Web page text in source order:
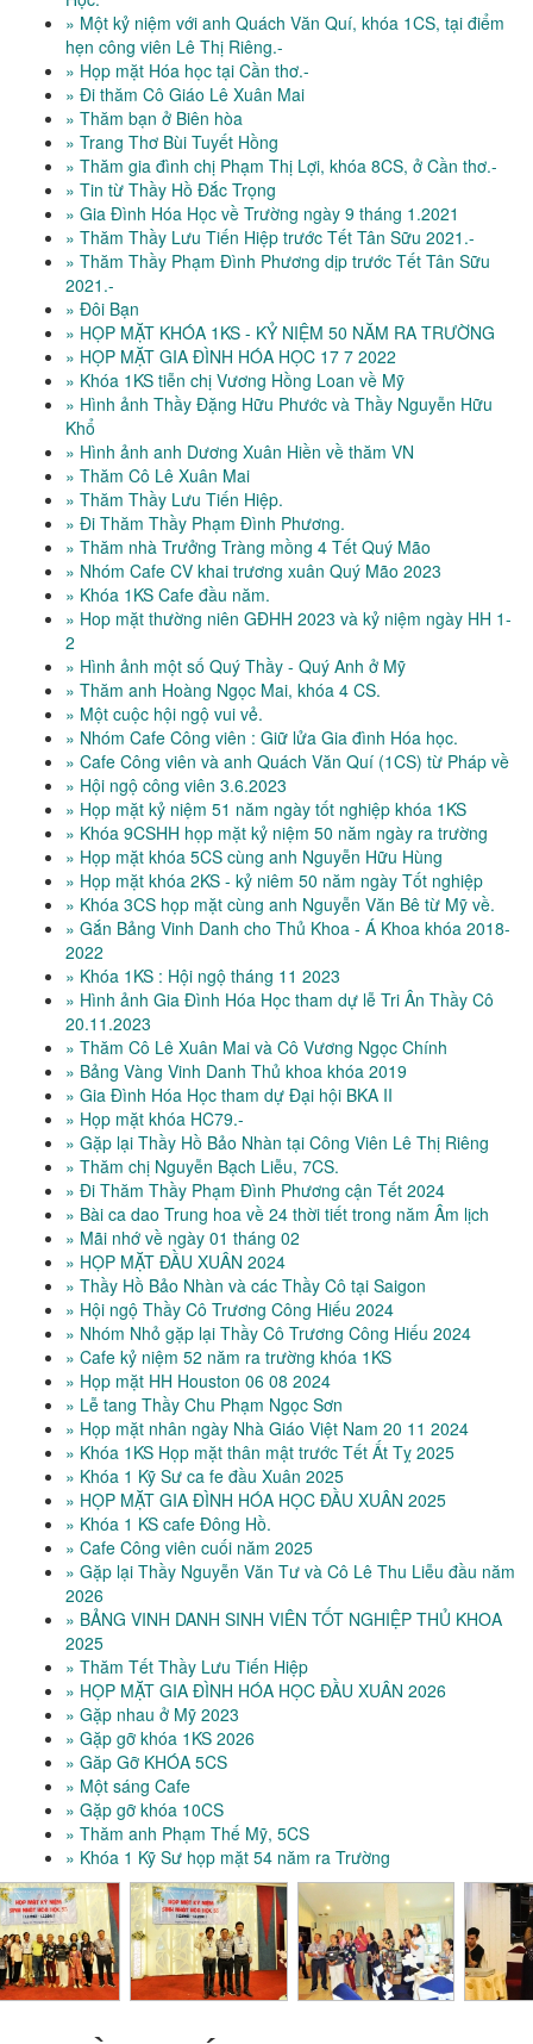
» Một kỷ niệm với anh Quách Văn Quí, khóa 1CS, tại điểm
hẹn công viên Lê Thị Riêng.-
» Họp mặt Hóa học tại Cần thơ.-
» Đi thăm Cô Giáo Lê Xuân Mai
» Thăm bạn ở Biên hòa
» Trang Thơ Bùi Tuyết Hồng
» Thăm gia đình chị Phạm Thị Lợi, khóa 8CS, ở Cần thơ.-
» Tin từ Thầy Hồ Đắc Trọng
» Gia Đình Hóa Học về Trường ngày 9 tháng 1.2021
» Thăm Thầy Lưu Tiến Hiệp trước Tết Tân Sữu 2021.-
» Thăm Thầy Phạm Đình Phương dịp trước Tết Tân Sữu
2021.-
» Đôi Bạn
» HỌP MẶT KHÓA 1KS - KỶ NIỆM 50 NĂM RA TRƯỜNG
» HỌP MẶT GIA ĐÌNH HÓA HỌC 17 7 2022
» Khóa 1KS tiễn chị Vương Hồng Loan về Mỹ
» Hình ảnh Thầy Đặng Hữu Phước và Thầy Nguyễn Hữu
Khổ
» Hình ảnh anh Dương Xuân Hiền về thăm VN
» Thăm Cô Lê Xuân Mai
» Thăm Thầy Lưu Tiến Hiệp.
» Đi Thăm Thầy Phạm Đình Phương.
» Thăm nhà Trưởng Tràng mồng 4 Tết Quý Mão
» Nhóm Cafe CV khai trương xuân Quý Mão 2023
» Khóa 1KS Cafe đầu năm.
» Hop mặt thường niên GĐHH 2023 và kỷ niệm ngày HH 1-
2
» Hình ảnh một số Quý Thầy - Quý Anh ở Mỹ
» Thăm anh Hoàng Ngọc Mai, khóa 4 CS.
» Một cuộc hội ngộ vui vẻ.
» Nhóm Cafe Công viên : Giữ lửa Gia đình Hóa học.
» Cafe Công viên và anh Quách Văn Quí (1CS) từ Pháp về
» Hội ngộ công viên 3.6.2023
» Họp mặt kỷ niệm 51 năm ngày tốt nghiệp khóa 1KS
» Khóa 9CSHH họp mặt kỷ niệm 50 năm ngày ra trường
» Họp mặt khóa 5CS cùng anh Nguyễn Hữu Hùng
» Họp mặt khóa 2KS - kỷ niêm 50 năm ngày Tốt nghiệp
» Khóa 3CS họp mặt cùng anh Nguyễn Văn Bê từ Mỹ về.
» Gắn Bảng Vinh Danh cho Thủ Khoa - Á Khoa khóa 2018-
2022
» Khóa 1KS : Hội ngộ tháng 11 2023
» Hình ảnh Gia Đình Hóa Học tham dự lễ Tri Ân Thầy Cô
20.11.2023
» Thăm Cô Lê Xuân Mai và Cô Vương Ngọc Chính
» Bảng Vàng Vinh Danh Thủ khoa khóa 2019
» Gia Đình Hóa Học tham dự Đại hội BKA II
» Họp mặt khóa HC79.-
» Gặp lại Thầy Hồ Bảo Nhàn tại Công Viên Lê Thị Riêng
» Thăm chị Nguyễn Bạch Liễu, 7CS.
» Đi Thăm Thầy Phạm Đình Phương cận Tết 2024
» Bài ca dao Trung hoa về 24 thời tiết trong năm Âm lịch
» Mãi nhớ về ngày 01 tháng 02
» HỌP MẶT ĐẦU XUÂN 2024
» Thầy Hồ Bảo Nhàn và các Thầy Cô tại Saigon
» Hội ngộ Thầy Cô Trương Công Hiếu 2024
» Nhóm Nhỏ gặp lại Thầy Cô Trương Công Hiếu 2024
» Cafe kỷ niệm 52 năm ra trường khóa 1KS
» Họp mặt HH Houston 06 08 2024
» Lễ tang Thầy Chu Phạm Ngọc Sơn
» Họp mặt nhân ngày Nhà Giáo Việt Nam 20 11 2024
» Khóa 1KS Họp mặt thân mật trước Tết Ất Tỵ 2025
» Khóa 1 Kỹ Sư ca fe đầu Xuân 2025
» HỌP MẶT GIA ĐÌNH HÓA HỌC ĐẦU XUÂN 2025
» Khóa 1 KS cafe Đông Hồ.
» Cafe Công viên cuối năm 2025
» Gặp lại Thầy Nguyễn Văn Tư và Cô Lê Thu Liễu đầu năm
2026
» BẢNG VINH DANH SINH VIÊN TỐT NGHIỆP THỦ KHOA
2025
» Thăm Tết Thầy Lưu Tiến Hiệp
» HỌP MẶT GIA ĐÌNH HÓA HỌC ĐẦU XUÂN 2026
» Gặp nhau ở Mỹ 2023
» Gặp gỡ khóa 1KS 2026
» Găp Gỡ KHÓA 5CS
» Một sáng Cafe
» Gặp gỡ khóa 10CS
» Thăm anh Phạm Thế Mỹ, 5CS
» Khóa 1 Kỹ Sư họp mặt 54 năm ra Trường